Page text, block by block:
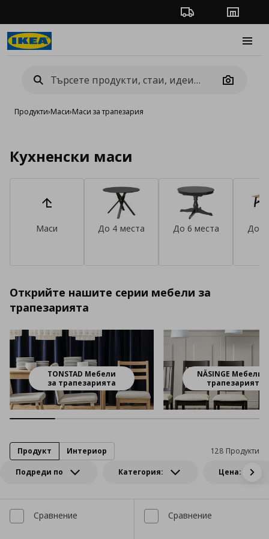
Проследяване на
Camera
Продукти›Маси›Маси за трапезария
Кухненски маси
Маси До 4 места До 6 места До 8
Открийте нашите серии мебели за
трапезарията
TONSTAD Мебели
за трапезарията
NÄSINGE Мебели
трапезарията
Подреди по Категория: Цена:
128 Продукти
Продукт Интериор
Сравнение Сравнение